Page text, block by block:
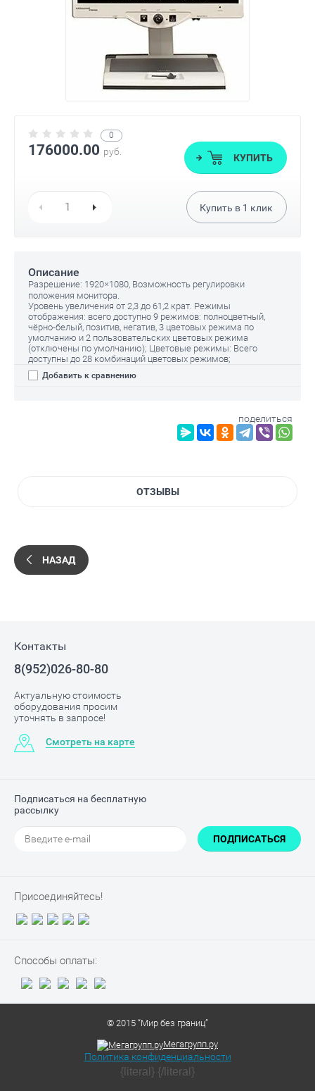
0
176000.00 руб.
КУПИТЬ
Купить в 1 клик
Описание
Разрешение: 1920×1080, Возможность регулировки
положения монитора.
Уровень увеличения от 2,3 до 61,2 крат. Режимы
отображения: всего доступно 9 режимов: полноцветный,
чёрно-белый, позитив, негатив, 3 цветовых режима по
умолчанию и 2 пользовательских цветовых режима
(отключены по умолчанию); Цветовые режимы: Всего
доступны до 28 комбинаций цветовых режимов;
Добавить к сравнению
поделиться
ОТЗЫВЫ
НАЗАД
Контакты
8(952)026-80-80
Актуальную стоимость
оборудования просим
уточнять в запросе!
Смотреть на карте
Подписаться на бесплатную
рассылку
ПОДПИСАТЬСЯ
Присоединяйтесь!
Способы оплаты:
© 2015 “Мир без границ”
Мегагрупп.ру
Политика конфиденциальности
{literal} {/literal}